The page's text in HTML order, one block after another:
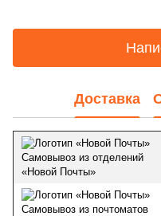
Доставка
Самовывоз из отделений
«Новой Почты»
Самовывоз из почтоматов